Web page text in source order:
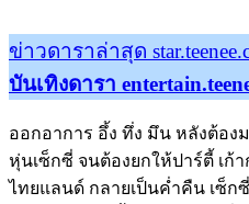
ข่าวดาราล่าสุด
บันเทิงดารา
ออกอาการ อึ้ง ทึ่ง มึน หลังต้อง
หุ่นเซ็กซี่ จนต้องยกให้ปาร์ตี้ เก้
ไทยแลนด์ กลายเป็นค่ำคืน เซ็ก